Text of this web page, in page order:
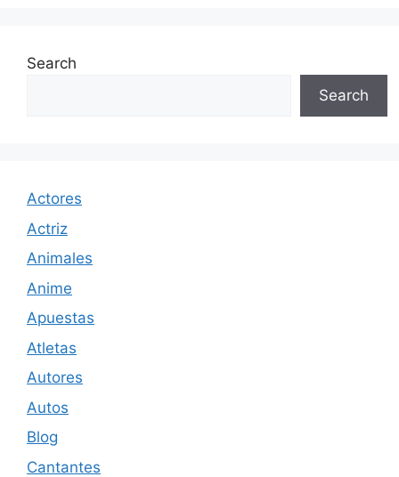
Search
Search
Actores
Actriz
Animales
Anime
Apuestas
Atletas
Autores
Autos
Blog
Cantantes